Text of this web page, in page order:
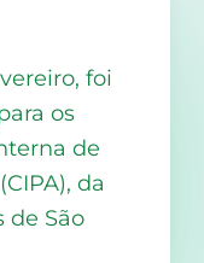
foi
os
de
da
de São